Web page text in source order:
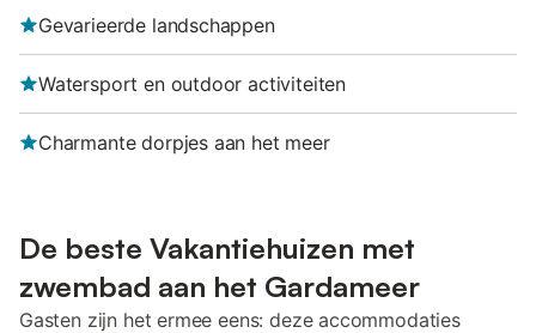
Gevarieerde landschappen
Watersport en outdoor activiteiten
Charmante dorpjes aan het meer
De beste Vakantiehuizen met
zwembad aan het Gardameer
Gasten zijn het ermee eens: deze accommodaties